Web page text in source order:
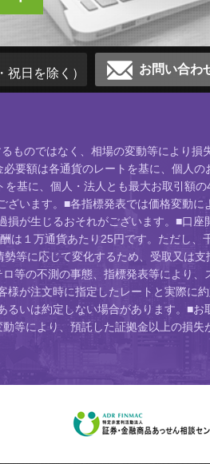
祝日を除く） お問い合わ
のではなく、相場の変動等により損
要額は各通貨のレートを基に、個人
基に、個人・法人とも最大お取引額
います。■各指標発表では価格変動
が生じるおそれがございます。■口
１万通貨あたり25円です。ただし
等に応じて変化するため、受取又は
等の不測の事態、指標発表等により
が注文時に指定したレートと実際に
いは約定しない場合があります。■
等により、預託した証拠金以上の損